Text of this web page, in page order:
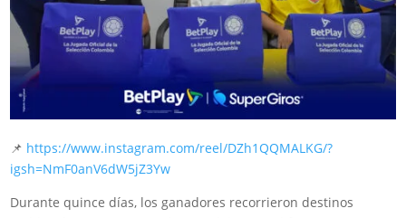
📌 https://www.instagram.com/reel/DZh1QQMALKG/?
igsh=NmF0anV6dW5jZ3Yw
Durante quince días, los ganadores recorrieron destinos